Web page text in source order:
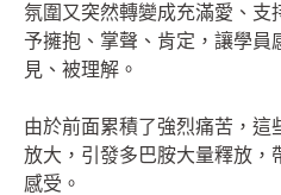
氛圍又突然轉變成充滿愛、支
予擁抱、掌聲、肯定，讓學員
見、被理解。
由於前面累積了強烈痛苦，這
放大，引發多巴胺大量釋放，
感受。